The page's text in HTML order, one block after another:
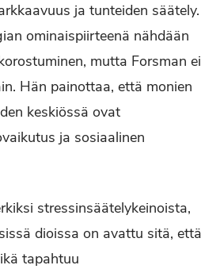
ja tunteiden säätely.
ominaispiirteenä nähdään
mutta Forsman ei
Hän painottaa, että monien
keskiössä ovat
ja sosiaalinen
stressinsäätelykeinoista,
dioissa on avattu sitä, että
tapahtuu